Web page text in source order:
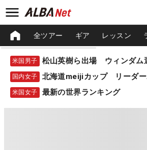
全ツアー ギア レッスン
米国男子
国内女子 北海道meijiカップ リーダー
米国女子 最新の世界ランキング